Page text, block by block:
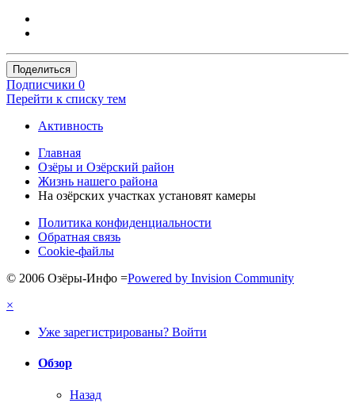
Поделиться
Подписчики 0
Перейти к списку тем
Активность
Главная
Озёры и Озёрский район
Жизнь нашего района
На озёрских участках установят камеры
Политика конфиденциальности
Обратная связь
Cookie-файлы
© 2006 Озёры-Инфо =Powered by Invision Community
×
Уже зарегистрированы? Войти
Обзор
Назад